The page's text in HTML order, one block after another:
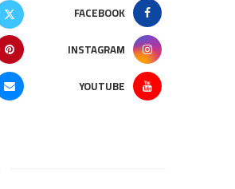
FACEBOOK
INSTAGRAM
YOUTUBE